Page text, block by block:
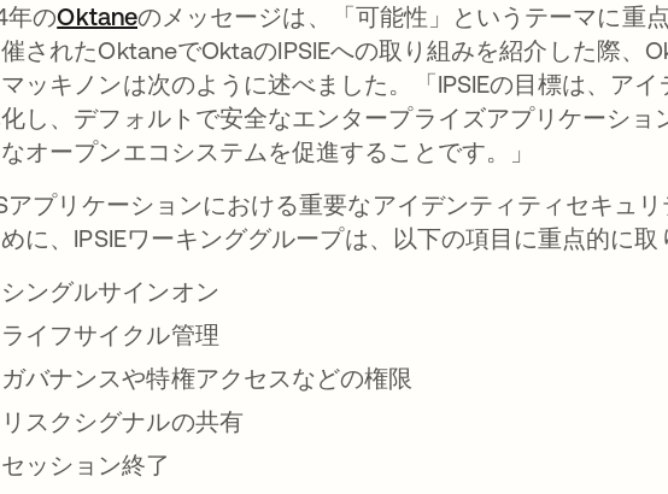
年のOktaneのメッセージは、「可能性」というテーマに重
されたOktaneでOktaのIPSIEへの取り組みを紹介した際、
マッキノンは次のように述べました。「IPSIEの目標は、ア
し、デフォルトで安全なエンタープライズアプリケーショ
オープンエコシステムを促進することです。」
アプリケーションにおける重要なアイデンティティセキュ
に、IPSIEワーキンググループは、以下の項目に重点的に取
シングルサインオン
ライフサイクル管理
ガバナンスや特権アクセスなどの権限
リスクシグナルの共有
セッション終了